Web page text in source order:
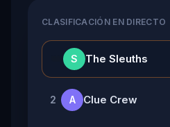
CLASIFICACIÓN EN DIRECTO
S The Sleuths
2 A Clue Crew